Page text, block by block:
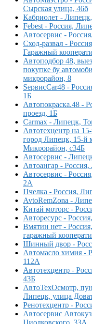
Сырская улица, 46б
Кабриолет -
Febest - Россия,
Автосервис -
Сход-развал -
Гаражный
Автоподбор 48,
покупке бу
микрорайон, 8
SервисCar48 -
1Б
Автопокраска.48 -
проезд, 1Б
Carmax - Липецк,
Автотехцентр на
город Липецк, 15-й
Микрорайон, с34Б
Автосервис -
Автоангар -
Автосервис -
2А
Пчелка - Россия,
AvtoRemZona -
Китай моторс -
Авторесурс -
Вмятин нет -
гаражный
Шинный двор -
Автомасло химия -
112А
Автотехцентр -
43Б
АвтоТехОсмотр,
Липецк, улица
Ренотехцентр -
Автосервис
Циолковского, 33А